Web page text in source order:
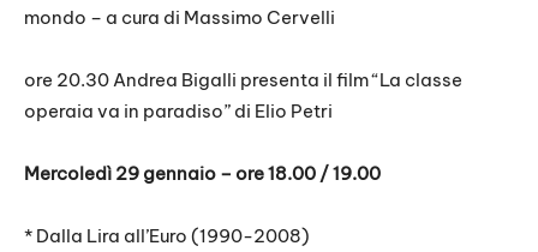
mondo – a cura di Massimo Cervelli
ore 20.30 Andrea Bigalli presenta il film “La classe
operaia va in paradiso” di Elio Petri
Mercoledì 29 gennaio – ore 18.00 / 19.00
* Dalla Lira all’Euro (1990-2008)